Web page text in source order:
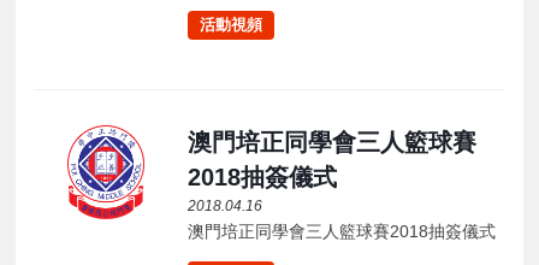
活動視頻
澳門培正同學會三人籃球賽
2018抽簽儀式
2018.04.16
澳門培正同學會三人籃球賽2018抽簽儀式